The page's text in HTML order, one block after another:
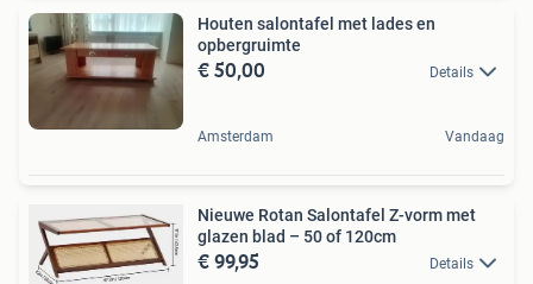
Houten salontafel met lades en
opbergruimte
€ 50,00 Details
Amsterdam Vandaag
Nieuwe Rotan Salontafel Z-vorm met
glazen blad – 50 of 120cm
€ 99,95 Details